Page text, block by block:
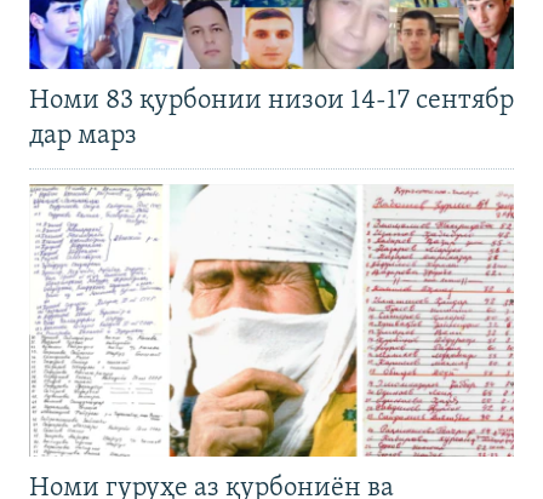
Номи 83 қурбонии низои 14-17 сентябр
дар марз
Номи гуруҳе аз қурбониён ва